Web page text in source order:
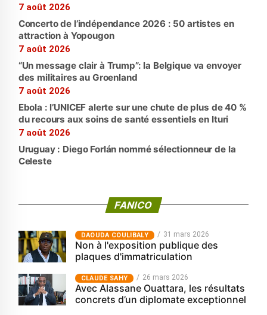
7 août 2026
Concerto de l’indépendance 2026 : 50 artistes en
attraction à Yopougon
7 août 2026
“Un message clair à Trump”: la Belgique va envoyer
des militaires au Groenland
7 août 2026
Ebola : l’UNICEF alerte sur une chute de plus de 40 %
du recours aux soins de santé essentiels en Ituri
7 août 2026
Uruguay : Diego Forlán nommé sélectionneur de la
Celeste
FANICO
‎DAOUDA COULIBALY 31 mars 2026
Non à l'exposition publique des
plaques d'immatriculation
CLAUDE SAHY 26 mars 2026
Avec Alassane Ouattara, les résultats
concrets d’un diplomate exceptionnel